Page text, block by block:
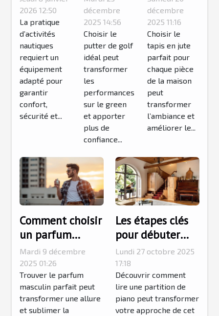
pour
activités
nautiques
?
2026 12:50
La pratique
d’activités
nautiques
requiert un
équipement
adapté pour
garantir
confort,
sécurité et...
golf idéal
pour votre
style de
jeu ?
décembre
2025 14:56
Choisir le
putter de golf
idéal peut
transformer
les
performances
sur le green
et apporter
plus de
confiance...
jute idéal
pour
chaque
pièce de
la maison
?
décembre
2025 11:16
Choisir le
tapis en jute
parfait pour
chaque pièce
de la maison
peut
transformer
l’ambiance et
améliorer le...
Comment choisir
un parfum
masculin qui
complète votre
style ?
Mardi 9 décembre
2025 01:26
Trouver le parfum
masculin parfait peut
transformer une allure
et sublimer la
Les étapes clés
pour débuter
l'apprentissage
des partitions de
piano
Lundi 27 octobre 2025
17:18
Découvrir comment
lire une partition de
piano peut transformer
votre approche de cet